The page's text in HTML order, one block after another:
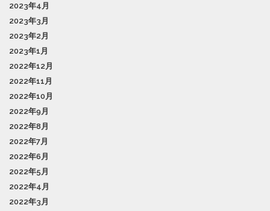
2023年4月
2023年3月
2023年2月
2023年1月
2022年12月
2022年11月
2022年10月
2022年9月
2022年8月
2022年7月
2022年6月
2022年5月
2022年4月
2022年3月